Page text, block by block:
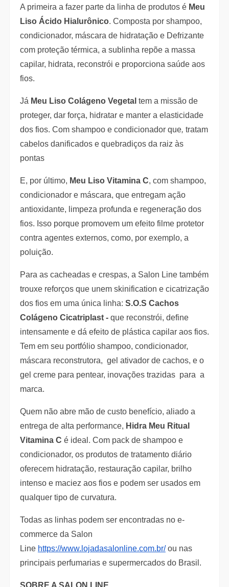
A primeira a fazer parte da linha de produtos é Meu
Liso Ácido Hialurônico. Composta por shampoo,
condicionador, máscara de hidratação e Defrizante
com proteção térmica, a sublinha repõe a massa
capilar, hidrata, reconstrói e proporciona saúde aos
fios.
Já Meu Liso Colágeno Vegetal tem a missão de
proteger, dar força, hidratar e manter a elasticidade
dos fios. Com shampoo e condicionador que, tratam
cabelos danificados e quebradiços da raiz às
pontas
E, por último, Meu Liso Vitamina C, com shampoo,
condicionador e máscara, que entregam ação
antioxidante, limpeza profunda e regeneração dos
fios. Isso porque promovem um efeito filme protetor
contra agentes externos, como, por exemplo, a
poluição.
Para as cacheadas e crespas, a Salon Line também
trouxe reforços que unem skinification e cicatrização
dos fios em uma única linha: S.O.S Cachos
Colágeno Cicatriplast -que reconstrói, define
intensamente e dá efeito de plástica capilar aos fios.
Tem em seu portfólio shampoo, condicionador,
máscara reconstrutora, gel ativador de cachos, e o
gel creme para pentear, inovações trazidas para a
marca.
Quem não abre mão de custo benefício, aliado a
entrega de alta performance, Hidra Meu Ritual
Vitamina C é ideal. Com pack de shampoo e
condicionador, os produtos de tratamento diário
oferecem hidratação, restauração capilar, brilho
intenso e maciez aos fios e podem ser usados em
qualquer tipo de curvatura.
Todas as linhas podem ser encontradas no e-
commerce da Salon
Line https://www.lojadasalonline.com.br/ou nas
principais perfumarias e supermercados do Brasil.
SOBRE A SALON LINE